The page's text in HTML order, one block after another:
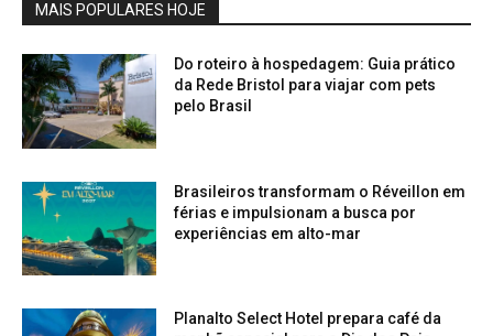
MAIS POPULARES HOJE
Do roteiro à hospedagem: Guia prático
da Rede Bristol para viajar com pets
pelo Brasil
Brasileiros transformam o Réveillon em
férias e impulsionam a busca por
experiências em alto-mar
Planalto Select Hotel prepara café da